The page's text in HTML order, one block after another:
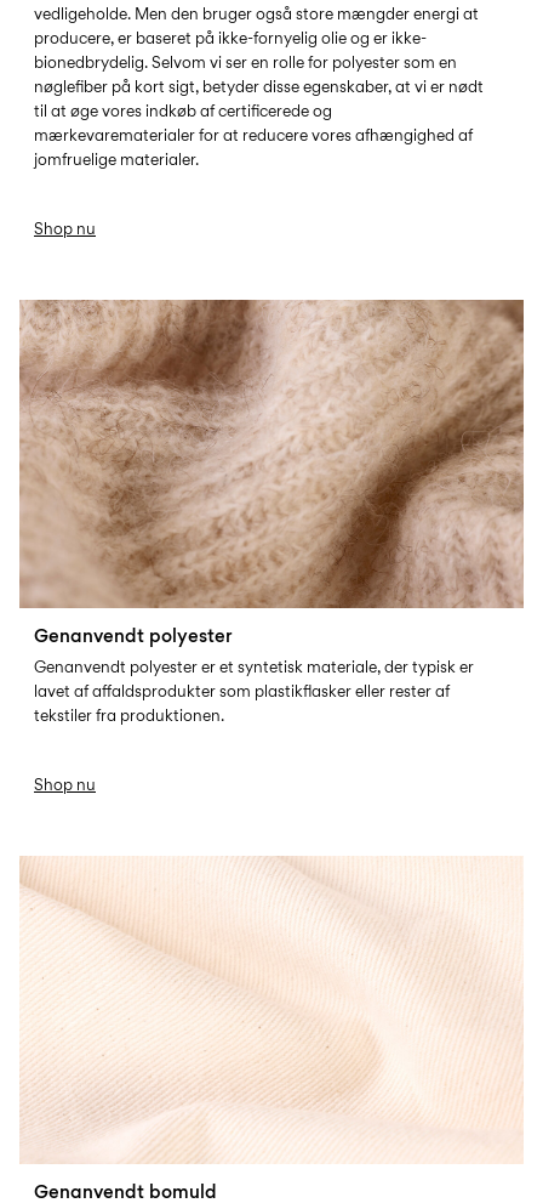
vedligeholde. Men den bruger også store mængder energi at
producere, er baseret på ikke-fornyelig olie og er ikke-
bionedbrydelig. Selvom vi ser en rolle for polyester som en
nøglefiber på kort sigt, betyder disse egenskaber, at vi er nødt
til at øge vores indkøb af certificerede og
mærkevarematerialer for at reducere vores afhængighed af
jomfruelige materialer.
Shop nu
Genanvendt polyester
Genanvendt polyester er et syntetisk materiale, der typisk er
lavet af affaldsprodukter som plastikflasker eller rester af
tekstiler fra produktionen.
Shop nu
REC-POLYESTER
Genanvendt bomuld
REC-COTTON